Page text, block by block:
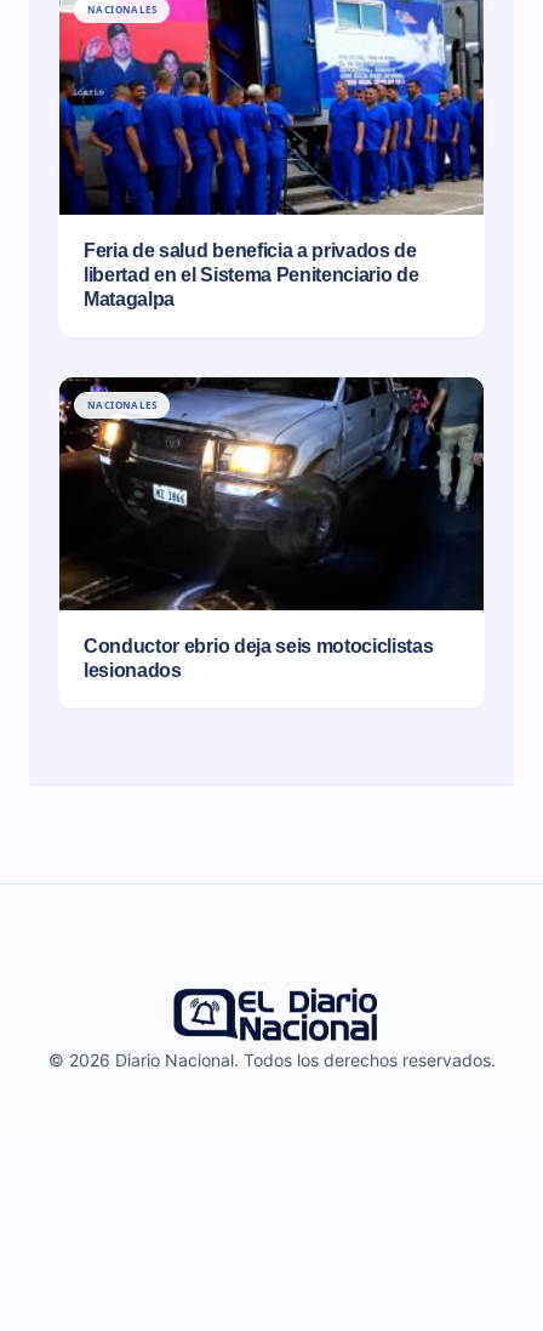
NACIONALES
Feria de salud beneficia a privados de
libertad en el Sistema Penitenciario de
Matagalpa
NACIONALES
Conductor ebrio deja seis motociclistas
lesionados
© 2026 Diario Nacional. Todos los derechos reservados.